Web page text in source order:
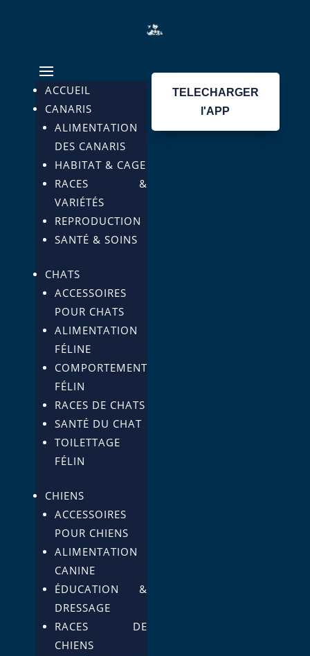
ACCUEIL
CANARIS
ALIMENTATION
DES CANARIS
HABITAT & CAGE
RACES &
VARIÉTÉS
REPRODUCTION
SANTÉ & SOINS
CHATS
ACCESSOIRES
POUR CHATS
ALIMENTATION
FÉLINE
COMPORTEMENT
FÉLIN
RACES DE CHATS
SANTÉ DU CHAT
TOILETTAGE
FÉLIN
CHIENS
ACCESSOIRES
POUR CHIENS
ALIMENTATION
CANINE
ÉDUCATION &
DRESSAGE
RACES DE
CHIENS
TELECHARGER
l'APP